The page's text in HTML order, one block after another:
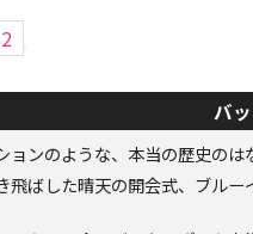
2
バ
ョンのような、本当の歴史の
飛ばした晴天の開会式、ブル